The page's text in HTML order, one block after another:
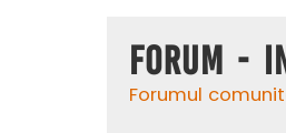
Forum -
Forumul